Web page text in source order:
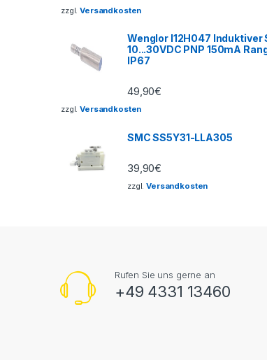
zzgl.Versandkosten
Wenglor I12H047 Induktiver
10...30VDC PNP 150mA
IP67
49,90€
zzgl.Versandkosten
SMC SS5Y31-LLA305
39,90€
zzgl.Versandkosten
Rufen Sie uns gerne an
+49 4331 13460